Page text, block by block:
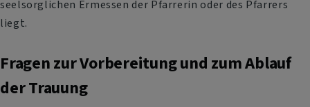
seelsorglichen Ermessen der Pfarrerin oder des Pfarrers
liegt.
Fragen zur Vorbereitung und zum Ablauf
der Trauung